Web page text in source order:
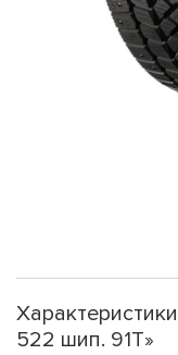
522 шип. 91T»